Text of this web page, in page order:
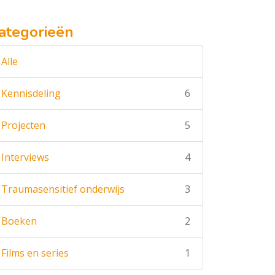
Alle
Kennisdeling 6
Projecten 5
Interviews 4
Traumasensitief onderwijs 3
Boeken 2
Films en series 1